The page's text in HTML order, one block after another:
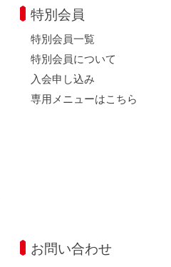
特別会員
特別会員一覧
特別会員について
入会申し込み
専用メニューはこちら
お問い合わせ